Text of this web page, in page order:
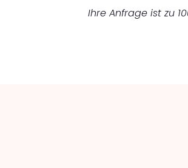
Ihre Anfrage ist zu